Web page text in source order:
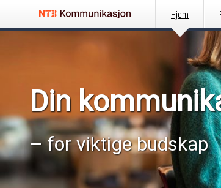
Hjem
Din
– for viktige budskap